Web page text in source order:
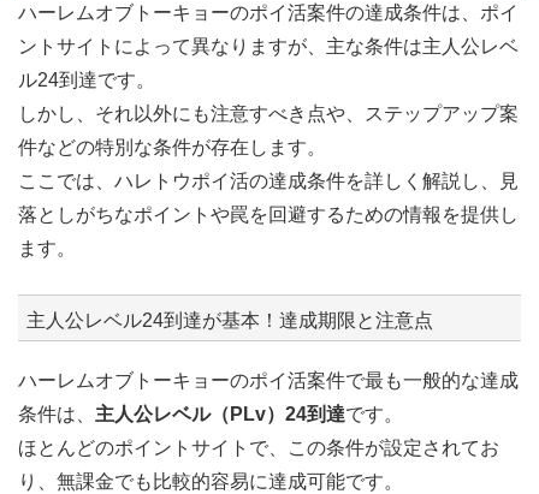
ハーレムオブトーキョーのポイ活案件の達成条件は、ポイ
ントサイトによって異なりますが、主な条件は主人公レベ
ル24到達です。
しかし、それ以外にも注意すべき点や、ステップアップ案
件などの特別な条件が存在します。
ここでは、ハレトウポイ活の達成条件を詳しく解説し、見
落としがちなポイントや罠を回避するための情報を提供し
ます。
主人公レベル24到達が基本！達成期限と注意点
ハーレムオブトーキョーのポイ活案件で最も一般的な達成
条件は、 主人公レベル（PLv）24到達です。
ほとんどのポイントサイトで、この条件が設定されてお
り、無課金でも比較的容易に達成可能です。